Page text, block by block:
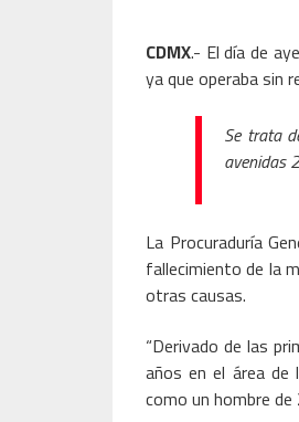
CDMX.- El día de
ya que operaba sin
Se trata
avenidas
La Procuraduría
fallecimiento de la
otras causas.
“Derivado de las
años en el área de
como un hombre